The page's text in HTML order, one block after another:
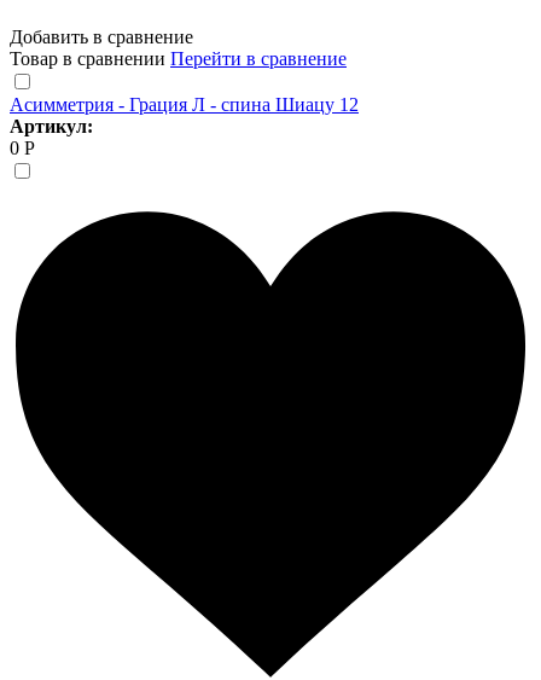
Добавить в сравнение
Товар в сравнении Перейти в сравнение
Асимметрия - Грация Л - спина Шиацу 12
Артикул:
0 Р